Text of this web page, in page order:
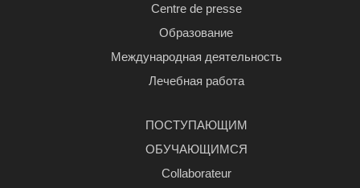
Centre de presse
Образование
Международная деятельность
Лечебная работа
ПОСТУПАЮЩИМ
ОБУЧАЮЩИМСЯ
Сollaborateur